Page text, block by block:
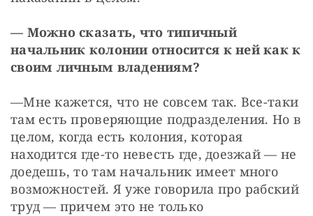
— Можно сказать, что типичный
начальник колонии относится к ней как к
своим личным владениям?
—Мне кажется, что не совсем так. Все-таки
там есть проверяющие подразделения. Но в
целом, когда есть колония, которая
находится где-то невесть где, доезжай — не
доедешь, то там начальник имеет много
возможностей. Я уже говорила про рабский
труд — причем это не только